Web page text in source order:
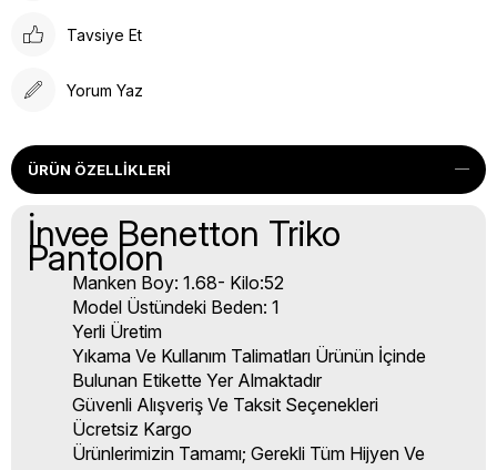
Tavsiye Et
Yorum Yaz
ÜRÜN ÖZELLIKLERI
İnvee Benetton Triko
Pantolon
Manken Boy: 1.68- Kilo:52
Model Üstündeki Beden: 1
Yerli Üretim
Yıkama Ve Kullanım Talimatları Ürünün İçinde
Bulunan Etikette Yer Almaktadır
Güvenli Alışveriş Ve Taksit Seçenekleri
Ücretsiz Kargo
Ürünlerimizin Tamamı; Gerekli Tüm Hijyen Ve